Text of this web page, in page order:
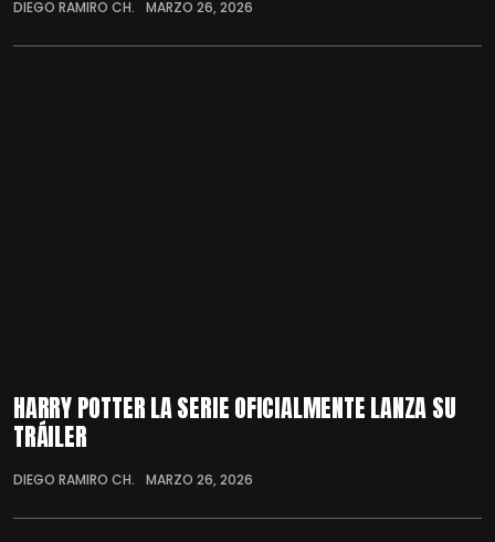
DIEGO RAMIRO CH. MARZO 26, 2026
HARRY POTTER LA SERIE OFICIALMENTE LANZA SU
TRÁILER
DIEGO RAMIRO CH. MARZO 26, 2026